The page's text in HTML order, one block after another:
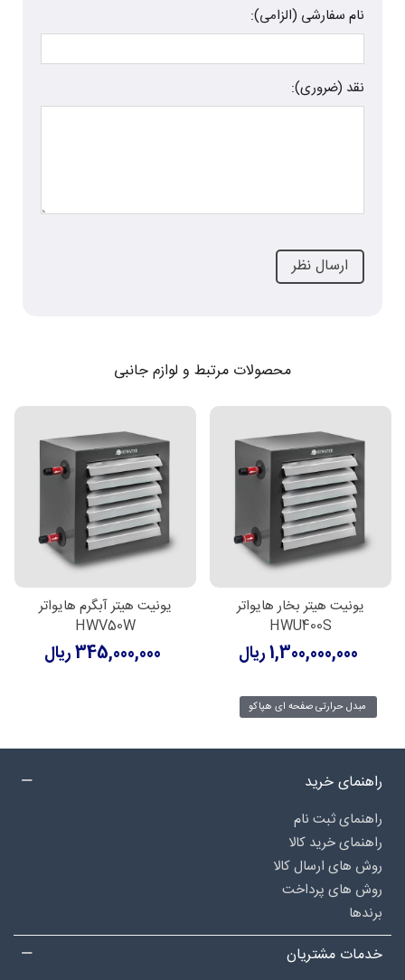
نام سفارشی (الزامی):
نقد (ضروری):
محصولات مرتبط و لوازم جانبی
یونیت هیتر بخار هایواتر
HWU400S
1,300,000,000 ریال
یونیت هیتر آبگرم هایواتر
HWV50W
345,000,000 ریال
مبدل حرارتی صفحه ای هپاکو
راهنمای خرید
راهنمای ثبت نام
راهنمای خرید کالا
روش های ارسال کالا
روش های پرداخت
برندها
خدمات مشتریان